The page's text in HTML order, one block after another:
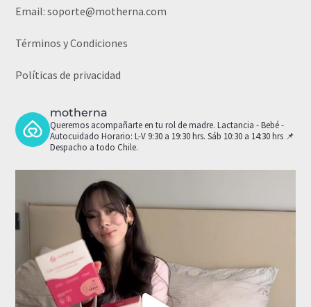
Email:soporte@motherna.com
Términos y Condiciones
Políticas de privacidad
motherna
Queremos acompañarte en tu rol de madre. Lactancia - Bebé -
Autocuidado Horario: L-V 9:30 a 19:30 hrs. Sáb 10:30 a 14:30 hrs 📌
Despacho a todo Chile.